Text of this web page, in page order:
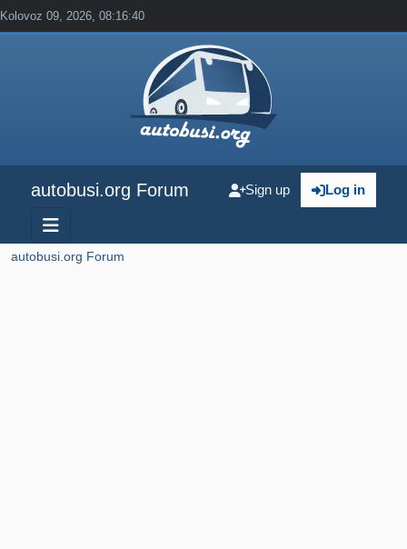
Kolovoz 09, 2026, 08:16:40
autobusi.org Forum Log in
Sign up
autobusi.org Forum